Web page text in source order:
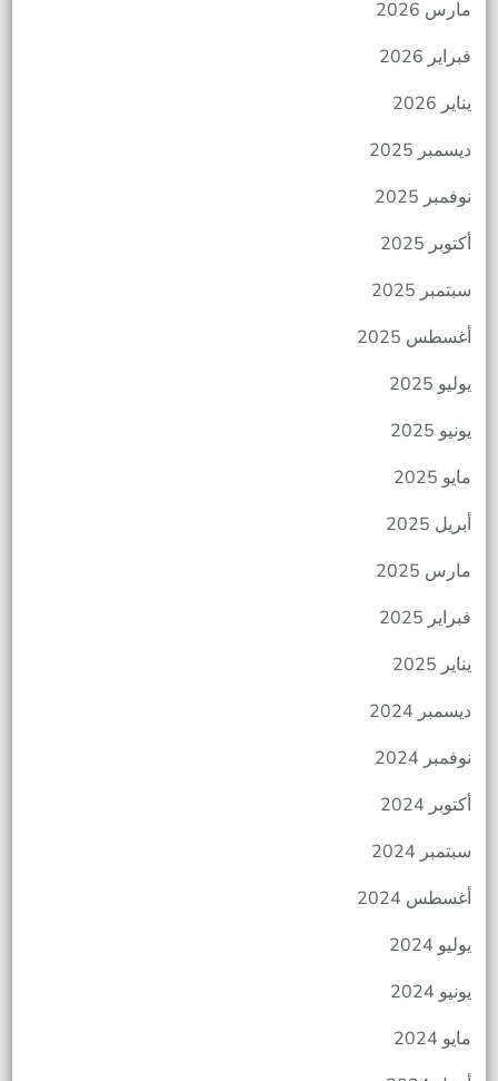
مارس 2026
فبراير 2026
يناير 2026
ديسمبر 2025
نوفمبر 2025
أكتوبر 2025
سبتمبر 2025
أغسطس 2025
يوليو 2025
يونيو 2025
مايو 2025
أبريل 2025
مارس 2025
فبراير 2025
يناير 2025
ديسمبر 2024
نوفمبر 2024
أكتوبر 2024
سبتمبر 2024
أغسطس 2024
يوليو 2024
يونيو 2024
مايو 2024